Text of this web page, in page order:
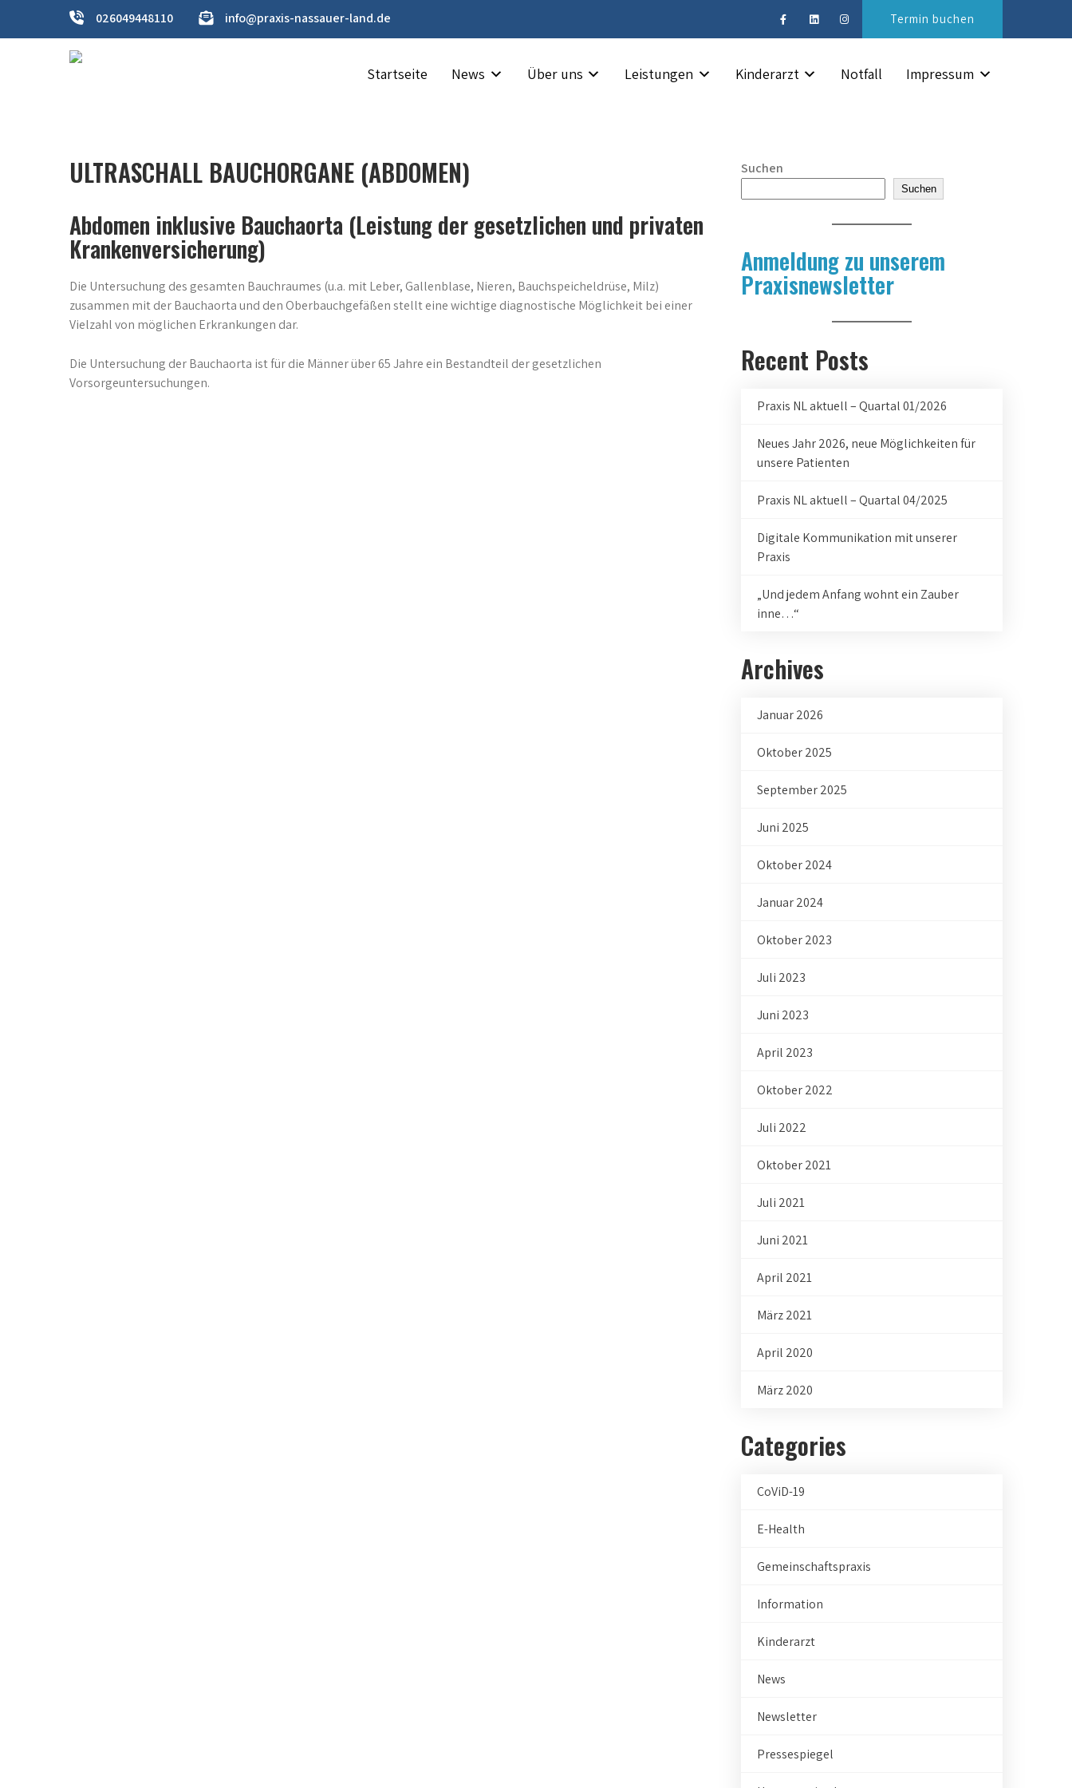
026049448110 info@praxis-nassauer-land.de Termin buchen
Startseite News Über uns Leistungen Kinderarzt Notfall Impressum
ULTRASCHALL BAUCHORGANE (ABDOMEN)
Abdomen inklusive Bauchaorta (Leistung der gesetzlichen und privaten
Krankenversicherung)
Die Untersuchung des gesamten Bauchraumes (u.a. mit Leber, Gallenblase, Nieren, Bauchspeicheldrüse, Milz)
zusammen mit der Bauchaorta und den Oberbauchgefäßen stellt eine wichtige diagnostische Möglichkeit bei einer
Vielzahl von möglichen Erkrankungen dar.
Die Untersuchung der Bauchaorta ist für die Männer über 65 Jahre ein Bestandteil der gesetzlichen
Vorsorgeuntersuchungen.
Suchen
Suchen
Anmeldung zu unserem
Praxisnewsletter
Recent Posts
Praxis NL aktuell – Quartal 01/2026
Neues Jahr 2026, neue Möglichkeiten für
unsere Patienten
Praxis NL aktuell – Quartal 04/2025
Digitale Kommunikation mit unserer
Praxis
„Und jedem Anfang wohnt ein Zauber
inne…“
Archives
Januar 2026
Oktober 2025
September 2025
Juni 2025
Oktober 2024
Januar 2024
Oktober 2023
Juli 2023
Juni 2023
April 2023
Oktober 2022
Juli 2022
Oktober 2021
Juli 2021
Juni 2021
April 2021
März 2021
April 2020
März 2020
Categories
CoViD-19
E-Health
Gemeinschaftspraxis
Information
Kinderarzt
News
Newsletter
Pressespiegel